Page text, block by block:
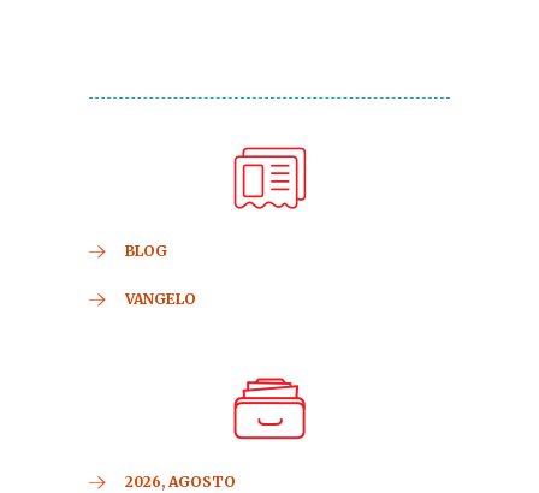
BLOG
VANGELO
2026, AGOSTO